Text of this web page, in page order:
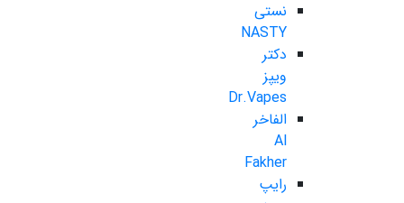
نستی
NASTY
دکتر
ویپز
Dr.Vapes
الفاخر
Al
Fakher
رایپ